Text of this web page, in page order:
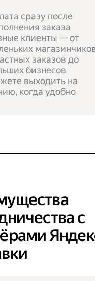
сразу после
заказа
клиенты — от
заказов до
бизнесов
выходить на
когда удобно
с